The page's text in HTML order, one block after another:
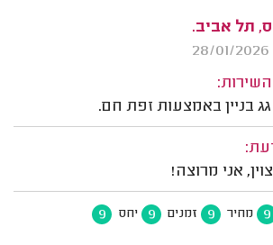
תל אביב.
גג בניין באמצעות זפת חם.
אני מרוצה!
9 מחיר 9 זמנים 9 יחס 9